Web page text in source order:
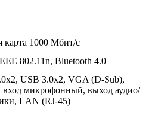
карта 1000 Мбит/c
802.11n, Bluetooth 4.0
USB 3.0x2, VGA (D-Sub),
микрофонный, выход аудио/
LAN (RJ-45)